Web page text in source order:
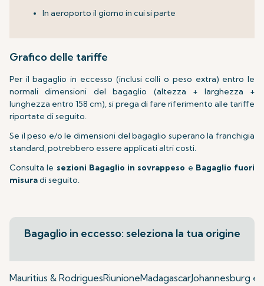
In aeroporto il giorno in cui si parte
Grafico delle tariffe
Per il bagaglio in eccesso (inclusi colli o peso extra) entro le
normali dimensioni del bagaglio (altezza + larghezza +
lunghezza entro 158 cm), si prega di fare riferimento alle tariffe
riportate di seguito.
Se il peso e/o le dimensioni del bagaglio superano la franchigia
standard, potrebbero essere applicati altri costi.
Consulta le sezioni Bagaglio in sovrappeso e Bagaglio fuori
misuradi seguito.
Bagaglio in eccesso: seleziona la tua origine
Mauritius & RodriguesRiunioneMadagascarJohannesburg